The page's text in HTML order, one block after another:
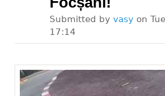
Submitted by vasy on
17:14